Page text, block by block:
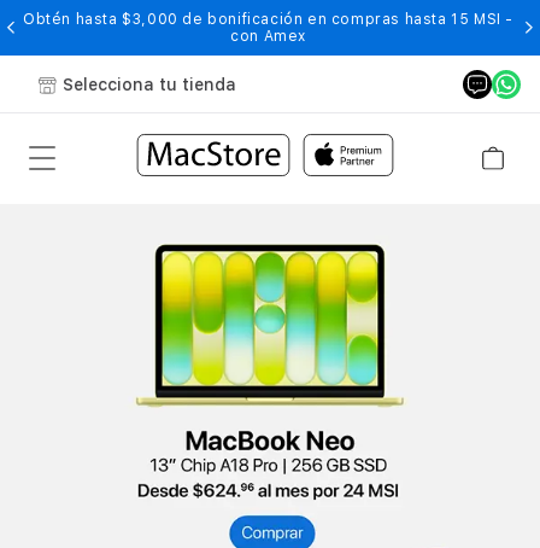
Obtén hasta $3,000 de bonificación en compras hasta 15 MSI -
con Amex
Selecciona tu tienda